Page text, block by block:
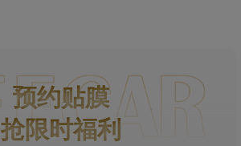
预约贴膜
抢限时福利